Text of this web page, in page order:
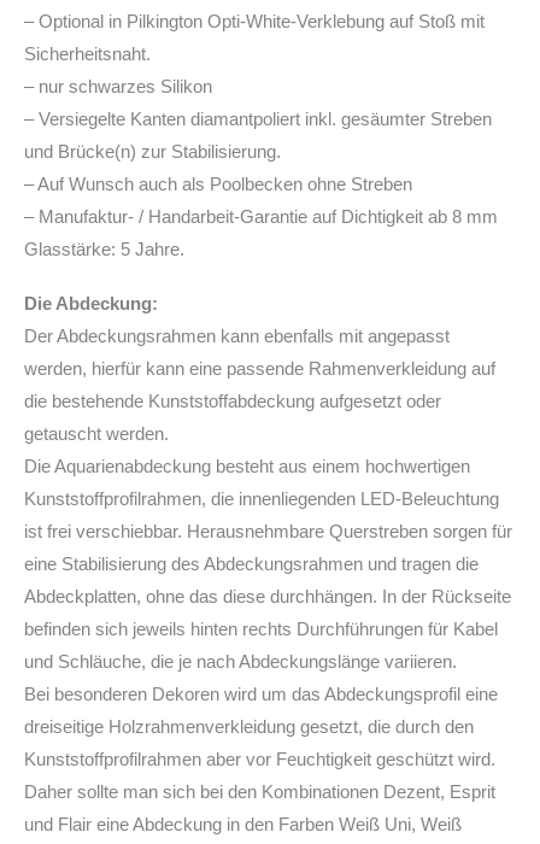
– Optional in Pilkington Opti-White-Verklebung auf Stoß mit
Sicherheitsnaht.
– nur schwarzes Silikon
– Versiegelte Kanten diamantpoliert inkl. gesäumter Streben
und Brücke(n) zur Stabilisierung.
– Auf Wunsch auch als Poolbecken ohne Streben
– Manufaktur- / Handarbeit-Garantie auf Dichtigkeit ab 8 mm
Glasstärke: 5 Jahre.
Die Abdeckung:
Der Abdeckungsrahmen kann ebenfalls mit angepasst
werden, hierfür kann eine passende Rahmenverkleidung auf
die bestehende Kunststoffabdeckung aufgesetzt oder
getauscht werden.
Die Aquarienabdeckung besteht aus einem hochwertigen
Kunststoffprofilrahmen, die innenliegenden LED-Beleuchtung
ist frei verschiebbar. Herausnehmbare Querstreben sorgen für
eine Stabilisierung des Abdeckungsrahmen und tragen die
Abdeckplatten, ohne das diese durchhängen. In der Rückseite
befinden sich jeweils hinten rechts Durchführungen für Kabel
und Schläuche, die je nach Abdeckungslänge variieren.
Bei besonderen Dekoren wird um das Abdeckungsprofil eine
dreiseitige Holzrahmenverkleidung gesetzt, die durch den
Kunststoffprofilrahmen aber vor Feuchtigkeit geschützt wird.
Daher sollte man sich bei den Kombinationen Dezent, Esprit
und Flair eine Abdeckung in den Farben Weiß Uni, Weiß